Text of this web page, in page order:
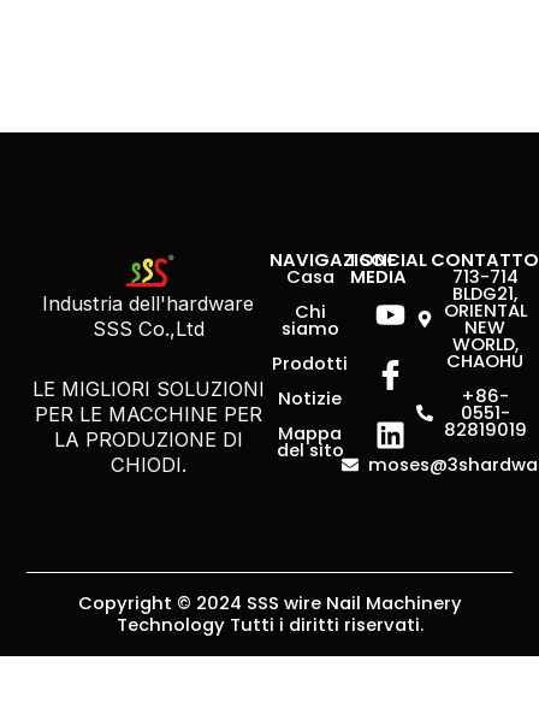
Industria dell'hardware
SSS Co.,Ltd
LE MIGLIORI SOLUZIONI
PER LE MACCHINE PER
LA PRODUZIONE DI
CHIODI.
NAVIGAZIONE
Casa
Chi
siamo
Prodotti
Notizie
Mappa
del sito
I SOCIAL
MEDIA
Youtube
Icona-
Facebook
Linkedin
CONTATTO
713-714
BLDG21,
ORIENTAL
NEW
WORLD,
CHAOHU
+86-
0551-
82819019
Copyright © 2024 SSS wire Nail Machinery
Technology Tutti i diritti riservati.